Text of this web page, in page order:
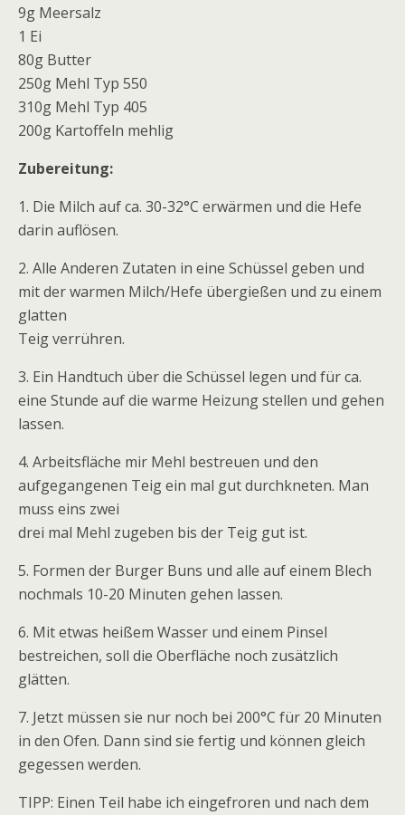
9g Meersalz
1 Ei
80g Butter
250g Mehl Typ 550
310g Mehl Typ 405
200g Kartoffeln mehlig
Zubereitung:
1. Die Milch auf ca. 30-32°C erwärmen und die Hefe
darin auflösen.
2. Alle Anderen Zutaten in eine Schüssel geben und
mit der warmen Milch/Hefe übergießen und zu einem
glatten
Teig verrühren.
3. Ein Handtuch über die Schüssel legen und für ca.
eine Stunde auf die warme Heizung stellen und gehen
lassen.
4. Arbeitsfläche mir Mehl bestreuen und den
aufgegangenen Teig ein mal gut durchkneten. Man
muss eins zwei
drei mal Mehl zugeben bis der Teig gut ist.
5. Formen der Burger Buns und alle auf einem Blech
nochmals 10-20 Minuten gehen lassen.
6. Mit etwas heißem Wasser und einem Pinsel
bestreichen, soll die Oberfläche noch zusätzlich
glätten.
7. Jetzt müssen sie nur noch bei 200°C für 20 Minuten
in den Ofen. Dann sind sie fertig und können gleich
gegessen werden.
TIPP: Einen Teil habe ich eingefroren und nach dem